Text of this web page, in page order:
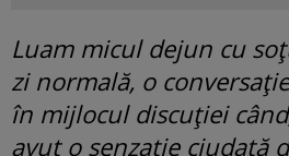
Luam micul dejun cu
zi normală, o
în mijlocul discuției
avut o senzație ciudată